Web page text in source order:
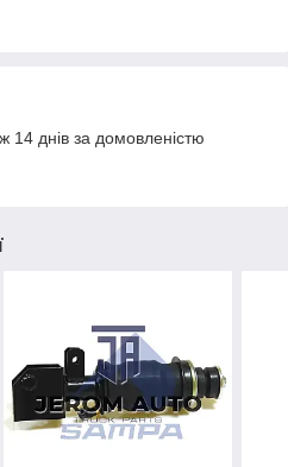
14 днів за домовленістю